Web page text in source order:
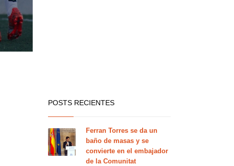
POSTS RECIENTES
Ferran Torres se da un
baño de masas y se
convierte en el embajador
de la Comunitat